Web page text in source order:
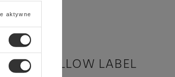
YELLOW LABEL
aktywne